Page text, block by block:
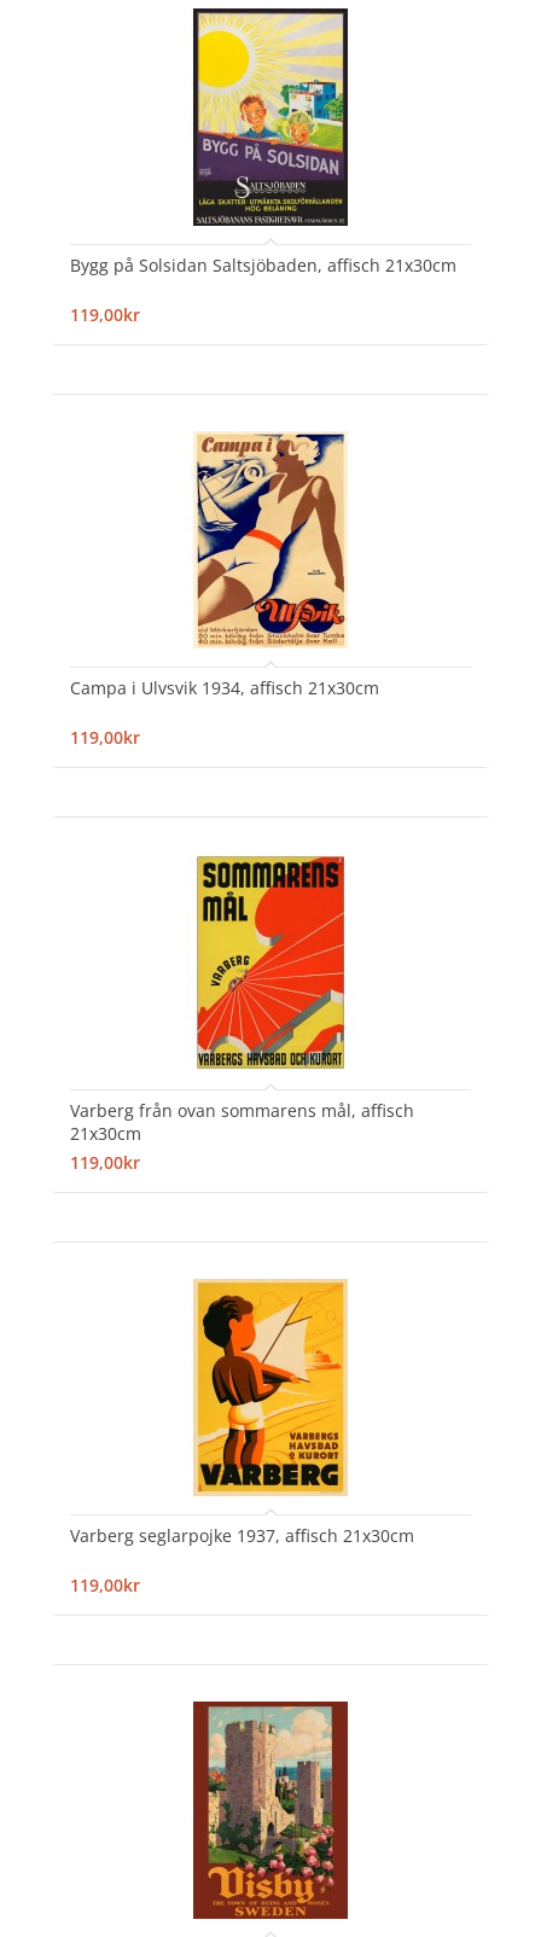
Bygg på Solsidan Saltsjöbaden, affisch 21x30cm
119,00kr
Campa i Ulvsvik 1934, affisch 21x30cm
119,00kr
Varberg från ovan sommarens mål, affisch
21x30cm
119,00kr
Varberg seglarpojke 1937, affisch 21x30cm
119,00kr